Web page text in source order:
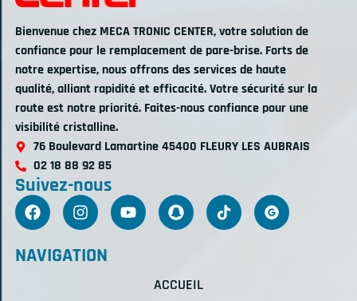
Bienvenue chez MECA TRONIC CENTER, votre solution de
confiance pour le remplacement de pare-brise. Forts de
notre expertise, nous offrons des services de haute
qualité, alliant rapidité et efficacité. Votre sécurité sur la
route est notre priorité. Faites-nous confiance pour une
visibilité cristalline.
76 Boulevard Lamartine 45400 FLEURY LES AUBRAIS
02 18 88 92 85
Suivez-nous
NAVIGATION
ACCUEIL